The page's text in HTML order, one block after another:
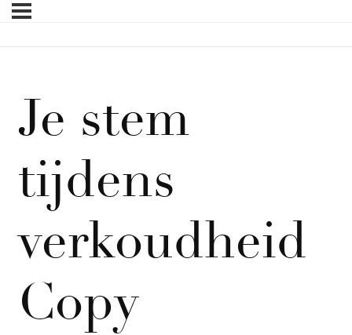
Je stem
tijdens
verkoudheid
Copy